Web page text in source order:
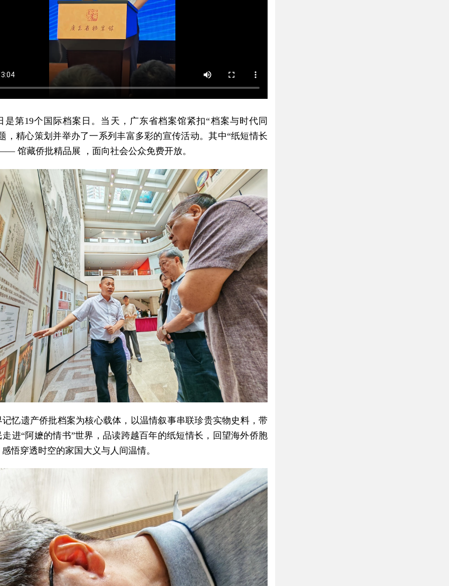
是第19个国际档案日。当天，广东省档案馆紧扣“档案与时代同
，精心策划并举办了一系列丰富多彩的宣传活动。其中“纸短情长
馆藏侨批精品展 ，面向社会公众免费开放。
忆遗产侨批档案为核心载体，以温情叙事串联珍贵实物史料，带
进“阿嬷的情书”世界，品读跨越百年的纸短情长，回望海外侨胞
悟穿透时空的家国大义与人间温情。